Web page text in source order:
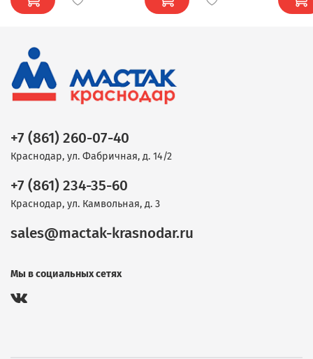
+7 (861) 260-07-40
Краснодар, ул. Фабричная, д. 14/2
+7 (861) 234-35-60
Краснодар, ул. Камвольная, д. 3
sales@mactak-krasnodar.ru
Мы в социальных сетях